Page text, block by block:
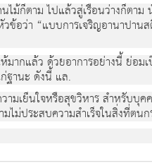
ก็ตาม ไปแล้วสู่เรือนว่างก็ตา
อว่า “แบบการเจริญอานาปา
กแล้ว ด้วยอาการอย่างนี้ ย่อ
ฐานะ ดังนี้ แล.
ามเย็นใจหรือสุขวิหาร สำหรับ
ไม่ประสบความสำเร็จในสิ่งที่ตน